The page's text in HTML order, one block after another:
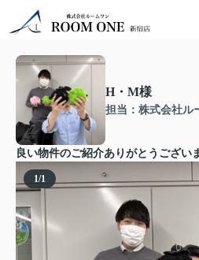
H・M様
担当：株式会社ル
良い物件のご紹介ありがとうござい
1/1